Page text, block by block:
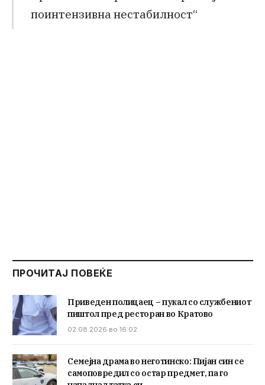
поинтензивна нестабилност“
ПРОЧИТАЈ ПОВЕЌЕ
Приведен полицаец – пукал со службениот
пиштол пред ресторан во Кратово
02.08.2026 во 16:02
Семејна драма во неготинско: Пијан син се
самоповредил со остар предмет, па го